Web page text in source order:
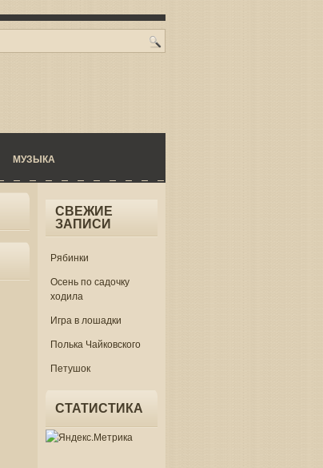
МУЗЫКА
СВЕЖИЕ
ЗАПИСИ
Рябинки
Осень по садочку
ходила
Игра в лошадки
Полька Чайковского
Петушок
СТАТИСТИКА